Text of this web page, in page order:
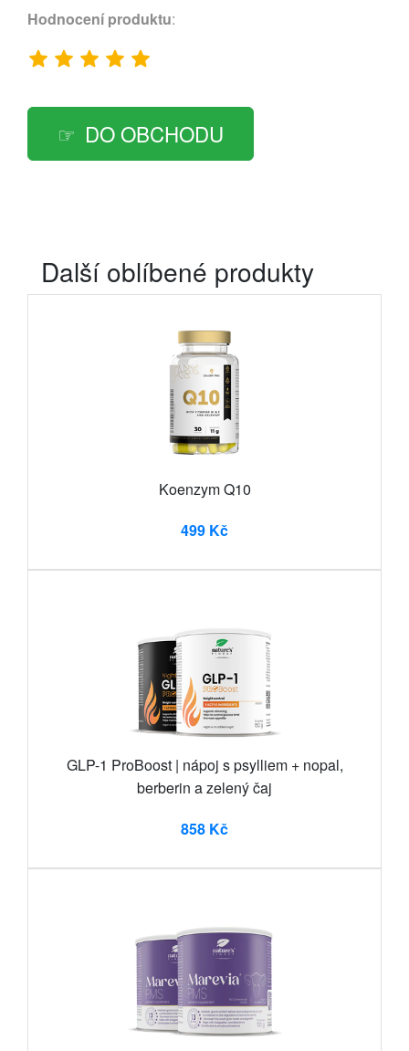
Hodnocení produktu:
DO OBCHODU
Další oblíbené produkty
Koenzym Q10
499 Kč
GLP-1 ProBoost | nápoj s psylliem + nopal,
berberin a zelený čaj
858 Kč